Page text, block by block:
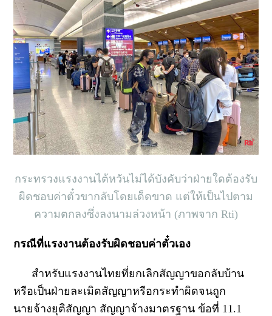
กระทรวงแรงงานไต้หวันไม่ได้บังคับว่าฝ่ายใดต้องรับ
ผิดชอบค่าตั๋วขากลับโดยเด็ดขาด แต่ให้เป็นไปตาม
ความตกลงซึ่งลงนามล่วงหน้า (ภาพจาก Rti)
กรณีที่แรงงานต้องรับผิดชอบค่าตั๋วเอง
สำหรับแรงงานไทยที่ยกเลิกสัญญาขอกลับบ้าน
หรือเป็นฝ่ายละเมิดสัญญาหรือกระทำผิดจนถูก
นายจ้างยุติสัญญา สัญญาจ้างมาตรฐาน ข้อที่ 11.1